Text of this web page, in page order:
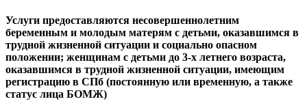
Услуги предоставляются несовершеннолетним
беременным и молодым матерям с детьми, оказавшимся в
трудной жизненной ситуации и социально опасном
положении; женщинам с детьми до 3-х летнего возраста,
оказавшимся в трудной жизненной ситуации, имеющим
регистрацию в СПб (постоянную или временную, а также
статус лица БОМЖ)